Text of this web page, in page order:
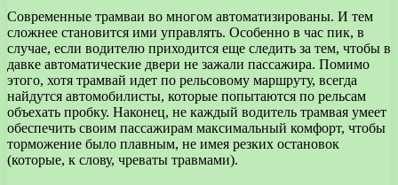
Современные трамваи во многом автоматизированы. И тем
сложнее становится ими управлять. Особенно в час пик, в
случае, если водителю приходится еще следить за тем, чтобы в
давке автоматические двери не зажали пассажира. Помимо
этого, хотя трамвай идет по рельсовому маршруту, всегда
найдутся автомобилисты, которые попытаются по рельсам
объехать пробку. Наконец, не каждый водитель трамвая умеет
обеспечить своим пассажирам максимальный комфорт, чтобы
торможение было плавным, не имея резких остановок
(которые, к слову, чреваты травмами).